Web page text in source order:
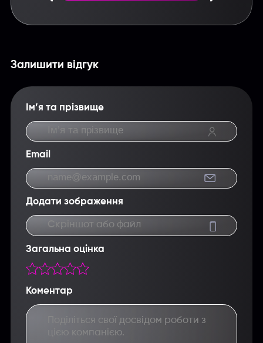
Залишити відгук
Ім’я та прізвище
Email
Додати зображення
Скріншот або файл
Загальна оцінка
Коментар